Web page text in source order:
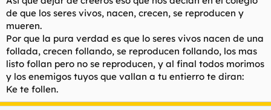
de que los seres vivos, nacen, crecen, se reproducen y
mueren.
Por que la pura verdad es que lo seres vivos nacen de una
follada, crecen follando, se reproducen follando, los mas
listo follan pero no se reproducen, y al final todos morimos
y los enemigos tuyos que vallan a tu entierro te diran:
Ke te follen.